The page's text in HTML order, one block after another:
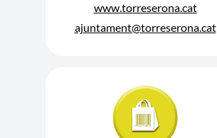
www.torreserona.cat
ajuntament@torreserona.cat